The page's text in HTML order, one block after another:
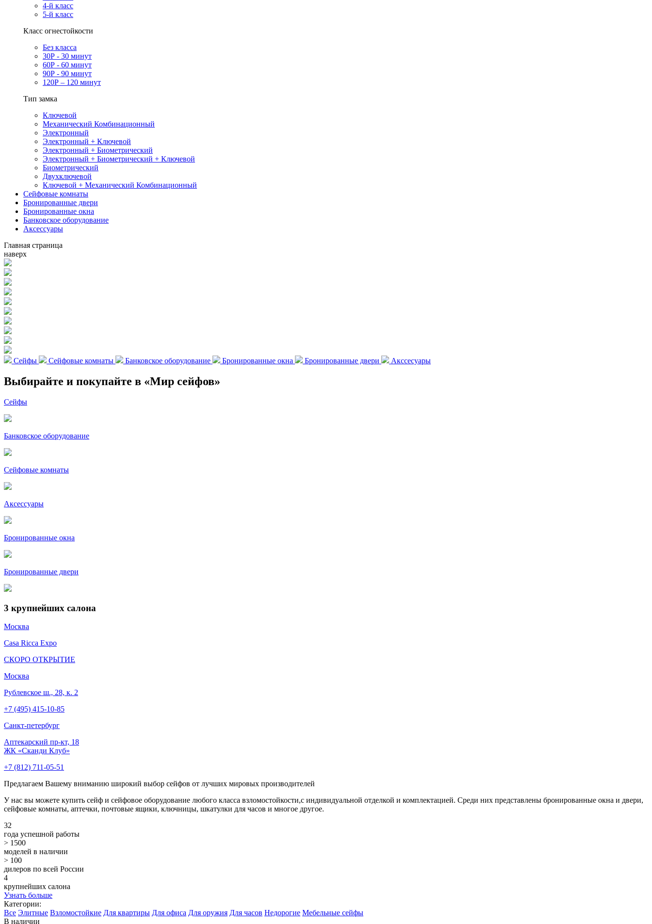
4-й класс
5-й класс
Класс огнестойкости
Без класса
30Р - 30 минут
60Р - 60 минут
90Р - 90 минут
120Р – 120 минут
Тип замка
Ключевой
Механический Комбинационный
Электронный
Электронный + Ключевой
Электронный + Биометрический
Электронный + Биометрический + Ключевой
Биометрический
Двухключевой
Ключевой + Механический Комбинационный
Сейфовые комнаты
Бронированные двери
Бронированные окна
Банковское оборудование
Аксессуары
Главная страница
наверх
Сейфы Сейфовые комнаты Банковское оборудование Бронированные окна Бронированные двери Акссесуары
Выбирайте и покупайте в «Мир сейфов»
Сейфы
Банковское оборудование
Сейфовые комнаты
Аксессуары
Бронированные окна
Бронированные двери
3 крупнейших салона
Москва
Casa Ricca Expo
СКОРО ОТКРЫТИЕ
Москва
Рублевское ш., 28, к. 2
+7 (495) 415-10-85
Cанкт-петербург
Аптекарский пр-кт, 18
ЖК «Сканди Клуб»
+7 (812) 711-05-51
Предлагаем Вашему вниманию широкий выбор сейфов от лучших мировых производителей
У нас вы можете купить сейф и сейфовое оборудование любого класса взломостойкости,с индивидуальной отделкой и комплектацией. Среди них представлены бронированные окна и двери,
сейфовые комнаты, аптечки, почтовые ящики, ключницы, шкатулки для часов и многое другое.
32
года успешной работы
> 1500
моделей в наличии
> 100
дилеров по всей России
4
крупнейших салона
Узнать больше
Категории:
Все Элитные Взломостойкие Для квартиры Для офиса Для оружия Для часов Недорогие Мебельные сейфы
В наличии